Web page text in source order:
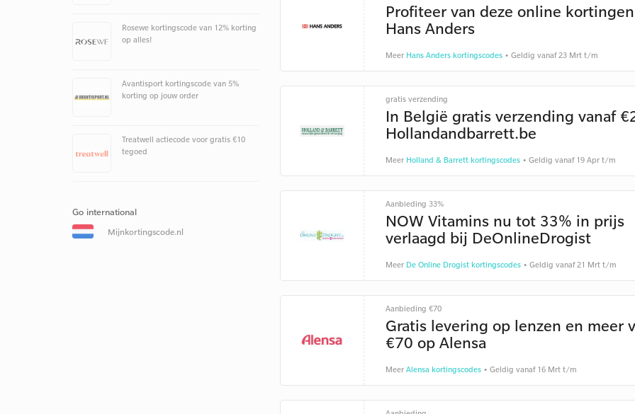
Profiteer van deze online
Hans Anders
Meer Hans Anders kortingscodes• Geldig vanaf 23 Mrt t/m
gratis verzending
In België gratis verzending vanaf
Hollandandbarrett.be
Meer Holland & Barrett kortingscodes• Geldig vanaf 19 Apr t/m
Aanbieding 33%
NOW Vitamins nu tot 33% in prijs
verlaagd bij DeOnlineDrogist
Meer De Online Drogist kortingscodes• Geldig vanaf 21 Mrt t/m
Aanbieding €70
Gratis levering op lenzen en meer
€70 op Alensa
Meer Alensa kortingscodes• Geldig vanaf 16 Mrt t/m
Rosewe kortingscode van 12% korting
op alles!
Avantisport kortingscode van 5%
korting op jouw order
Treatwell actiecode voor gratis €10
tegoed
Go international
Mijnkortingscode.nl